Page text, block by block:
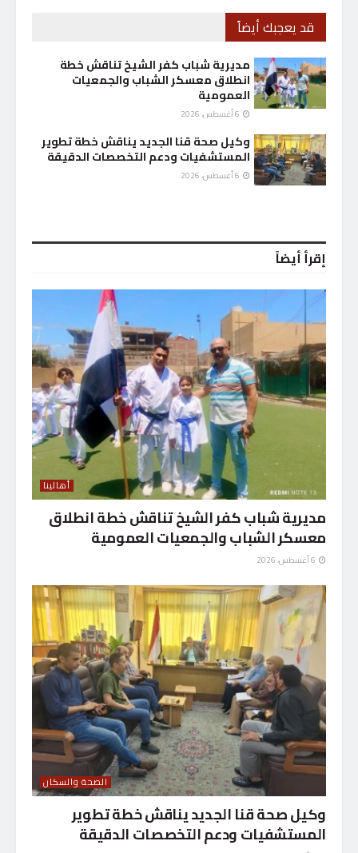
قد يعجبك أيضاً
مديرية شباب كفر الشيخ تناقش خطة
انطلاق معسكر الشباب والجمعيات
العمومية
وكيل صحة قنا الجديد يناقش خطة تطوير
المستشفيات ودعم التخصصات الدقيقة
إقرأ أيضاً
أهالينا
مديرية شباب كفر الشيخ تناقش خطة انطلاق
معسكر الشباب والجمعيات العمومية
الصحة والسكان
وكيل صحة قنا الجديد يناقش خطة تطوير
المستشفيات ودعم التخصصات الدقيقة